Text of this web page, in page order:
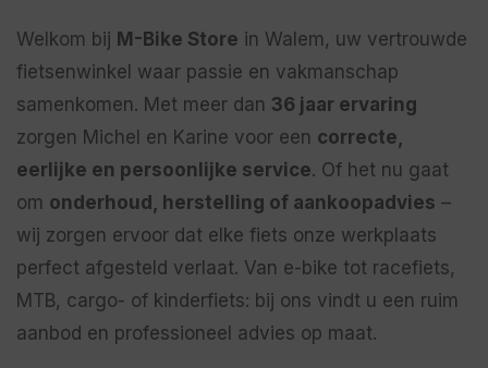
Welkom bij M-Bike Store in Walem, uw vertrouwde
fietsenwinkel waar passie en vakmanschap
samenkomen. Met meer dan 36 jaar ervaring
zorgen Michel en Karine voor een correcte,
eerlijke en persoonlijke service. Of het nu gaat
om onderhoud, herstelling of aankoopadvies –
wij zorgen ervoor dat elke fiets onze werkplaats
perfect afgesteld verlaat. Van e-bike tot racefiets,
MTB, cargo- of kinderfiets: bij ons vindt u een ruim
aanbod en professioneel advies op maat.